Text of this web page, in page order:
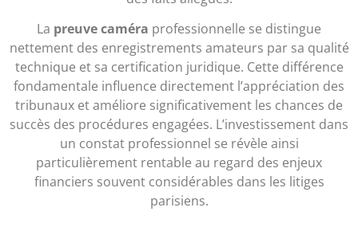
La preuve caméra professionnelle se distingue
nettement des enregistrements amateurs par sa qualité
technique et sa certification juridique. Cette différence
fondamentale influence directement l’appréciation des
tribunaux et améliore significativement les chances de
succès des procédures engagées. L’investissement dans
un constat professionnel se révèle ainsi
particulièrement rentable au regard des enjeux
financiers souvent considérables dans les litiges
parisiens.